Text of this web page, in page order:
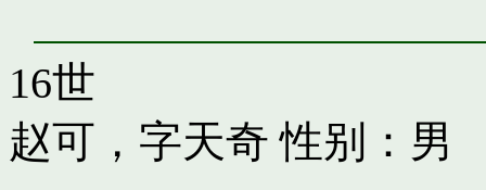
16世
赵可，字天奇 性别：男